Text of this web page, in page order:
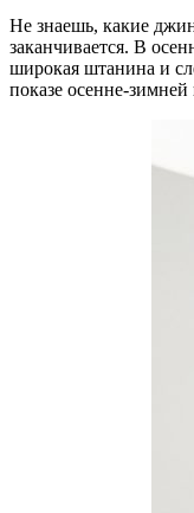
Не знаешь, какие
заканчивается. В
широкая штанина и
показе осенне-